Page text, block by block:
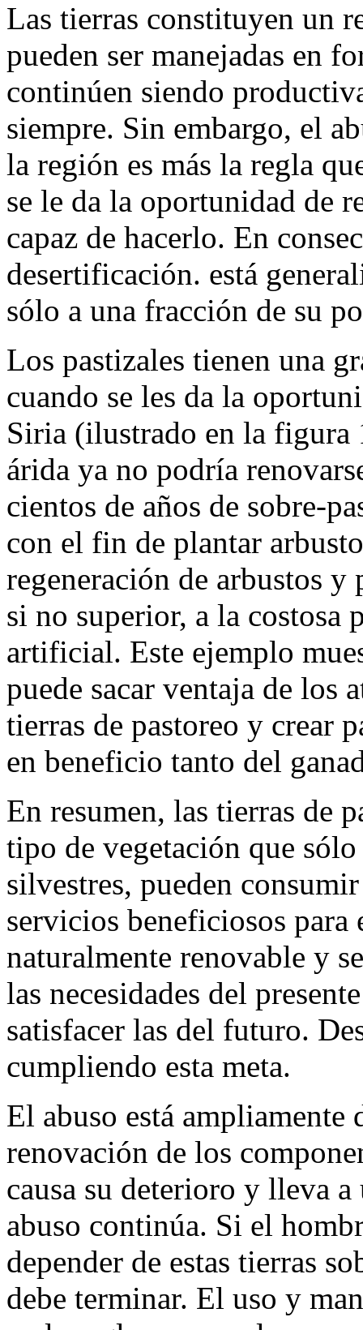
Las tierras constituyen un
pueden ser manejadas en
continúen siendo
siempre. Sin embargo, el
la región es más la regla
se le da la oportunidad de
capaz de hacerlo. En
desertificación. está
sólo a una fracción de su
Los pastizales tienen una
cuando se les da la
Siria (ilustrado en la figura
árida ya no podría
cientos de años de sobre-
con el fin de plantar
regeneración de arbustos
si no superior, a la costosa
artificial. Este ejemplo
puede sacar ventaja de los
tierras de pastoreo y crear
en beneficio tanto del
En resumen, las tierras de
tipo de vegetación que
silvestres, pueden
servicios beneficiosos para
naturalmente renovable y
las necesidades del
satisfacer las del futuro.
cumpliendo esta meta.
El abuso está
renovación de los
causa su deterioro y lleva
abuso continúa. Si el
depender de estas tierras
debe terminar. El uso y